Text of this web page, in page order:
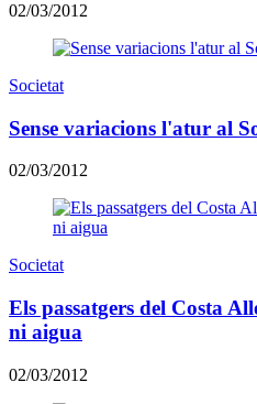
02/03/2012
Societat
Sense variacions l'atur al
02/03/2012
Societat
Els passatgers del Costa
ni aigua
02/03/2012